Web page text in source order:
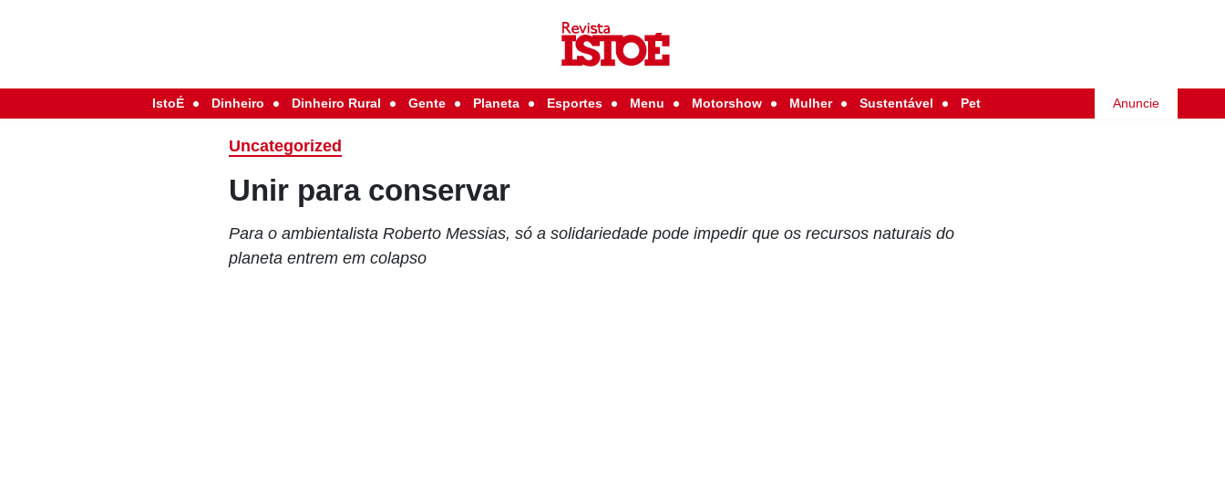
IstoÉ Dinheiro Dinheiro Rural Gente Planeta Esportes Menu Motorshow Mulher Sustentável Pet Anuncie
Uncategorized
Unir para conservar
Para o ambientalista Roberto Messias, só a solidariedade pode impedir que os recursos naturais do
planeta entrem em colapso